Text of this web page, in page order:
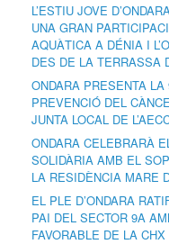
L’ESTIU JOVE
UNA GRAN
AQUÀTICA A DÉNIA I
DES DE LA TERRASSA
ONDARA PRESENTA
PREVENCIÓ DEL
JUNTA LOCAL DE
ONDARA CELEBRARÀ
SOLIDÀRIA AMB EL
LA RESIDÈNCIA MARE
EL PLE D’ONDARA
PAI DEL SECTOR 9A
FAVORABLE DE LA CHX